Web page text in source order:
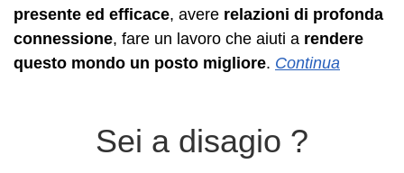
presente ed efficace, avere relazioni di profonda
connessione, fare un lavoro che aiuti a rendere
questo mondo un posto migliore. Continua
Sei a disagio ?